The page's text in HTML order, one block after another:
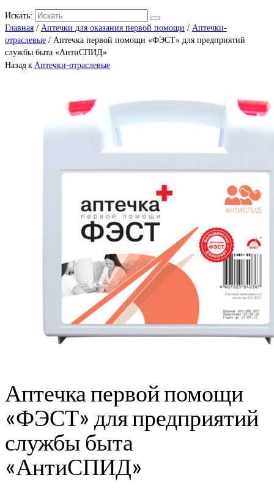
Искать:
Главная / Аптечки для оказания первой помощи / Аптечки-
отраслевые / Аптечка первой помощи «ФЭСТ» для предприятий
службы быта «АнтиСПИД»
Назад к Аптечки-отраслевые
Аптечка первой помощи
«ФЭСТ» для предприятий
службы быта
«АнтиСПИД»